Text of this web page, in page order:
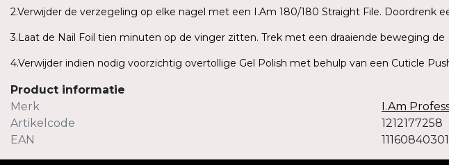
2.Verwijder de verzegeling op elke nagel met een I.Am 180/180 Straight File.
3.Laat de Nail Foil tien minuten op de vinger zitten. Trek met een draaiende beweging
4.Verwijder indien nodig voorzichtig overtollige Gel Polish met behulp van een Cuticle
Product informatie
Merk
I.Am
Artikelcode
1212177258
EAN